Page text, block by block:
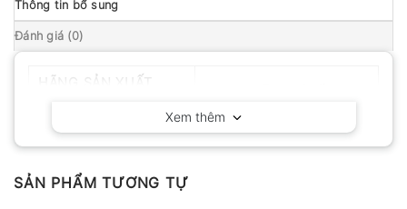
Thông tin bổ sung
Đánh giá (0)
Xem thêm
SẢN PHẨM TƯƠNG TỰ